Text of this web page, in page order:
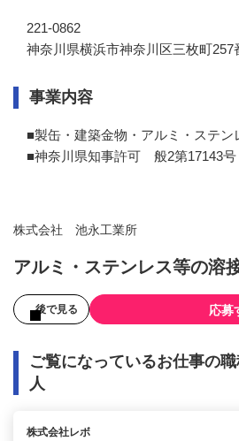
221-0862
神奈川県横浜市神奈川区三枚町257
事業内容
■製缶・建築金物・アルミ・ステン
■神奈川県知事許可　般2第17143号
株式会社 池永工業所
アルミ・ステンレス等の溶
後で見る 応募
ご覧になっているお仕事の
人
株式会社レボ